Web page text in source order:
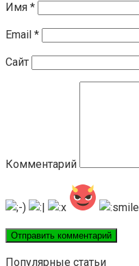
Имя *
Email *
Сайт
Комментарий
Популярные статьи